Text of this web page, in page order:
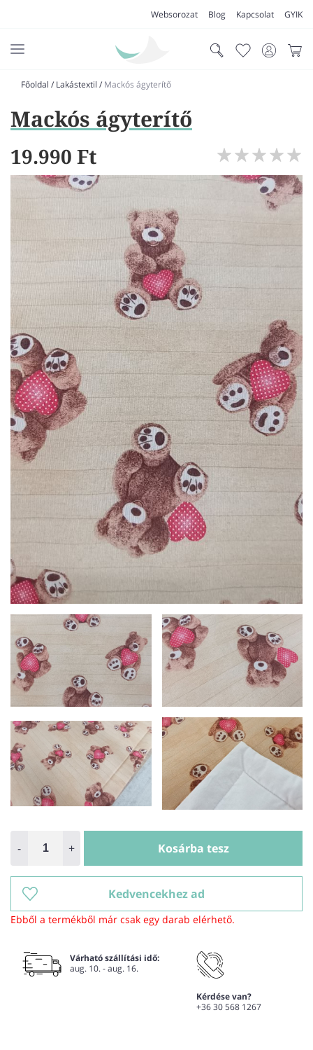
Websorozat Blog Kapcsolat GYIK
AKCIÓK
SZŐNYEG
LAKÁSTEXTIL
MŰFŰ
VÍZÁLLÓ PADLÓ
LAMINÁLT PADLÓ
FUTÓSZŐNYEG
LÁBTÖRLŐ
FÜRDŐSZOBA SZŐNYEG
AJÁNDÉK ÖTLETEK
VINYL FALBURKOLAT
Főoldal / Lakástextil / Mackós ágyterítő
Mackós ágyterítő
19.990 Ft
- + Kosárba tesz
Kedvencekhez ad
Ebből a termékből már csak egy darab elérhető.
Várható szállítási idő:
aug. 10. - aug. 16.
Kérdése van?
+36 30 568 1267